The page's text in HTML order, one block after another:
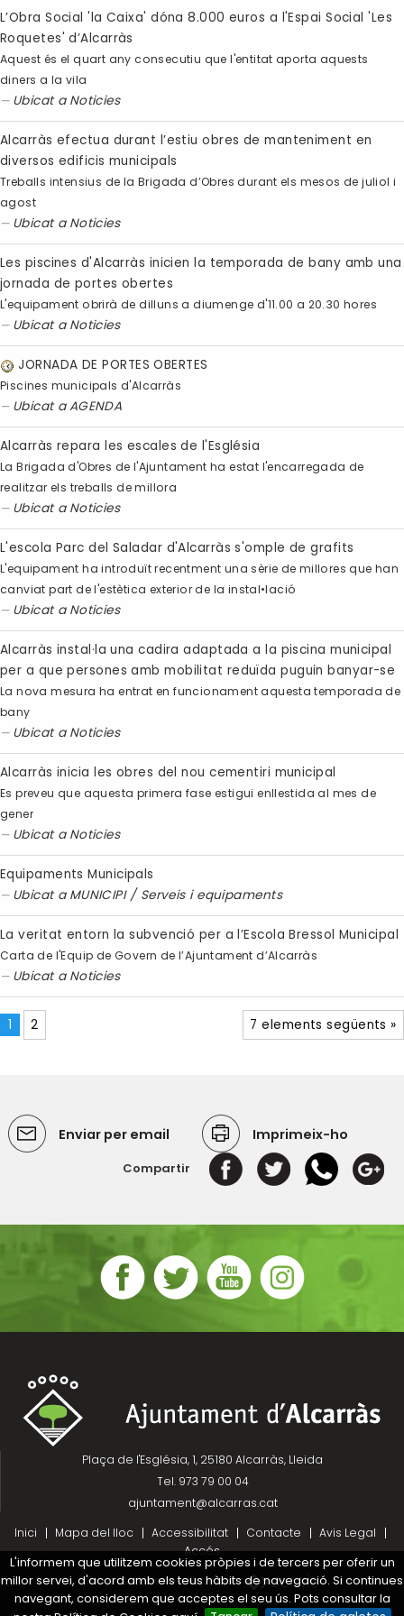
L’Obra Social 'la Caixa' dóna 8.000 euros a l'Espai Social 'Les
Roquetes' d’Alcarràs
Aquest és el quart any consecutiu que l'entitat aporta aquests
diners a la vila
Ubicat a Noticies
Alcarràs efectua durant l’estiu obres de manteniment en
diversos edificis municipals
Treballs intensius de la Brigada d’Obres durant els mesos de juliol i
agost
Ubicat a Noticies
Les piscines d'Alcarràs inicien la temporada de bany amb una
jornada de portes obertes
L'equipament obrirà de dilluns a diumenge d'11.00 a 20.30 hores
Ubicat a Noticies
JORNADA DE PORTES OBERTES
Piscines municipals d'Alcarràs
Ubicat aAGENDA
Alcarràs repara les escales de l'Església
La Brigada d'Obres de l'Ajuntament ha estat l'encarregada de
realitzar els treballs de millora
Ubicat a Noticies
L'escola Parc del Saladar d'Alcarràs s'omple de grafits
L'equipament ha introduït recentment una sèrie de millores que han
canviat part de l'estètica exterior de la instal•lació
Ubicat a Noticies
Alcarràs instal·la una cadira adaptada a la piscina municipal
per a que persones amb mobilitat reduïda puguin banyar-se
La nova mesura ha entrat en funcionament aquesta temporada de
bany
Ubicat a Noticies
Alcarràs inicia les obres del nou cementiri municipal
Es preveu que aquesta primera fase estigui enllestida al mes de
gener
Ubicat a Noticies
Equipaments Municipals
Ubicat a MUNICIPI / Serveis i equipaments
La veritat entorn la subvenció per a l’Escola Bressol Municipal
Carta de l'Equip de Govern de l’Ajuntament d’Alcarràs
Ubicat a Noticies
7 elements següents »
1 2
Enviar per email Imprimeix-ho
Compartir
Plaça de l'Església, 1, 25180 Alcarràs, Lleida
Tel. 973 79 00 04
ajuntament@alcarras.cat
Inici
Mapa del lloc Accessibilitat Contacte
Avis Legal
Accés
Projecte desenvolupat per
L'informem que utilitzem cookies pròpies i de tercers per oferir un
millor servei, d'acord amb els teus hàbits de navegació. Si continues
navegant, considerem que acceptes el seu ús. Pots consultar la